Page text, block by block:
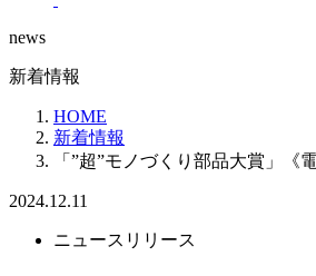
news
新着情報
HOME
新着情報
「”超”モノづくり部品大賞」
2024.12.11
ニュースリリース